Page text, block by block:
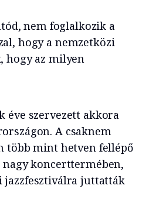
nem foglalkozik a
hogy a nemzetközi
hogy az milyen
szervezett akkora
A csaknem
több mint hetven fellépő
koncerttermében,
jazzfesztiválra juttatták